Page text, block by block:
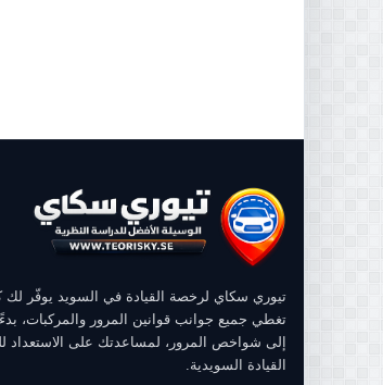
تيوري سكاي لرخصة القيادة في السويد يوفّر
تغطي جميع جوانب قوانين المرور والمركبات،
إلى شواخص المرور، لمساعدتك على الاستعداد
القيادة السويدية.